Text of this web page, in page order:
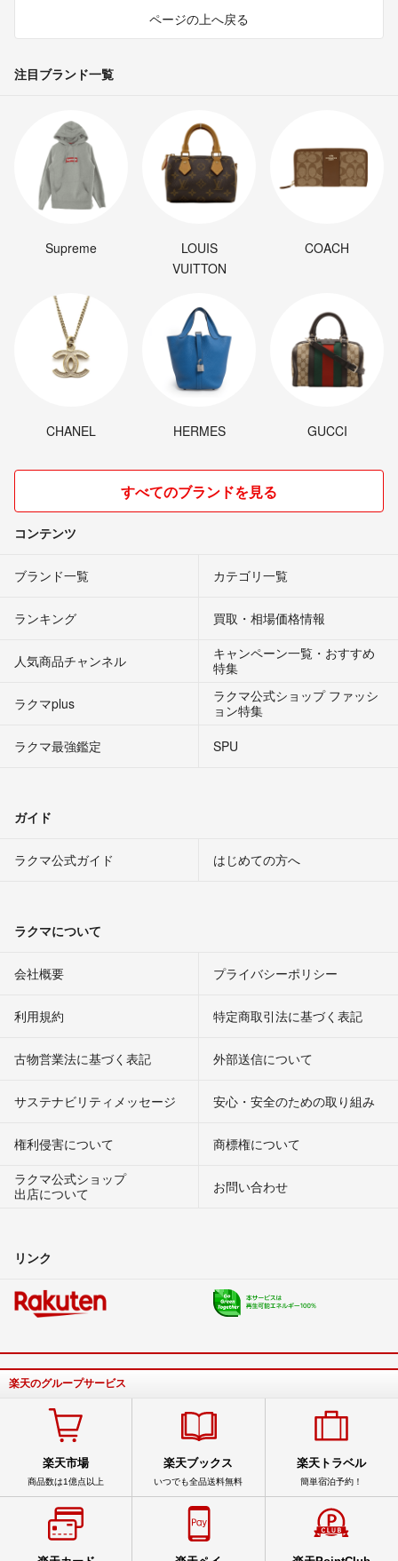
ページの上へ戻る
注目ブランド一覧
Supreme
LOUIS
VUITTON
COACH
CHANEL HERMES GUCCI
すべてのブランドを見る
コンテンツ
ブランド一覧 カテゴリ一覧
ランキング 買取・相場価格情報
人気商品チャンネル
キャンペーン一覧・おすすめ
特集
ラクマplus
ラクマ公式ショップ ファッシ
ョン特集
ラクマ最強鑑定
SPU
ガイド
ラクマ公式ガイド はじめての方へ
ラクマについて
会社概要 プライバシーポリシー
利用規約 特定商取引法に基づく表記
古物営業法に基づく表記 外部送信について
サステナビリティメッセージ 安心・安全のための取り組み
権利侵害について
商標権について
ラクマ公式ショップ
出店について
お問い合わせ
リンク
楽天のグループサービス
楽天市場
商品数は1億点以上
楽天ブックス
いつでも全品送料無料
楽天トラベル
簡単宿泊予約！